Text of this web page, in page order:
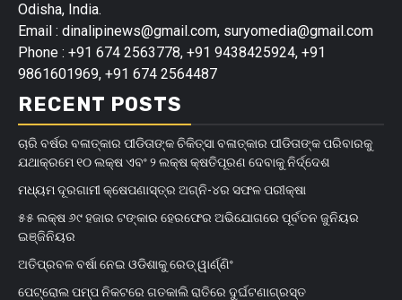
Odisha, India.
Email : dinalipinews@gmail.com, suryomedia@gmail.com
Phone : +91 674 2563778, +91 9438425924, +91
9861601969, +91 674 2564487
RECENT POSTS
ଚାରି ବର୍ଷର ବଳାତ୍କାର ପୀଡିତାଙ୍କ ଚିକିତ୍ସା ବଳାତ୍କାର ପୀଡିତାଙ୍କ ପରିବାରକୁ
ଯଥାକ୍ରମେ ୧୦ ଲକ୍ଷ ଏବଂ ୨ ଲକ୍ଷ କ୍ଷତିପୂରଣ ଦେବାକୁ ନିର୍ଦ୍ଦେଶ
ମଧ୍ୟମ ଦୂରଗାମୀ କ୍ଷେପଣାସ୍ତ୍ର ଅଗ୍ନି-୪ର ସଫଳ ପରୀକ୍ଷା
୫୫ ଲକ୍ଷ ୬୯ ହଜାର ଟଙ୍କାର ହେରଫେର ଅଭିଯୋଗରେ ପୂର୍ବତନ ଜୁନିୟର
ଇଞ୍ଜିନିୟର
ଅତିପ୍ରବଳ ବର୍ଷା ନେଇ ଓଡିଶାକୁ ରେଡ୍ ୱାର୍ଣ୍ଣିଂ
ପେଟ୍ରୋଲ ପମ୍ପ ନିକଟରେ ଗତକାଲି ରାତିରେ ଦୁର୍ଘଟଣାଗ୍ରସ୍ତ